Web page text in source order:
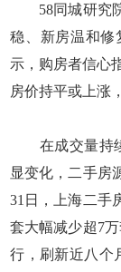
58同城研究院
稳、新房温和修
示，购房者信心
房价持平或上涨
在成交量持续
显变化，二手房
31日，上海二手
套大幅减少超7
行，刷新近八个